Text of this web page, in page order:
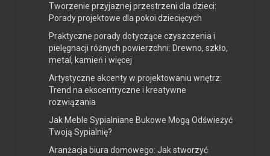
Tworzenie przyjaznej przestrzeni dla dzieci:
Porady projektowe dla pokoi dziecięcych
Praktyczne porady dotyczące czyszczenia i
pielęgnacji różnych powierzchni: Drewno, szkło,
metal, kamień i więcej
Artystyczne akcenty w projektowaniu wnętrz:
Trend na ekscentryczne i kreatywne
rozwiązania
Jak Meble Sypialniane Bukowe Mogą Odświeżyć
Twoją Sypialnię?
Aranżacja biura domowego: Jak stworzyć